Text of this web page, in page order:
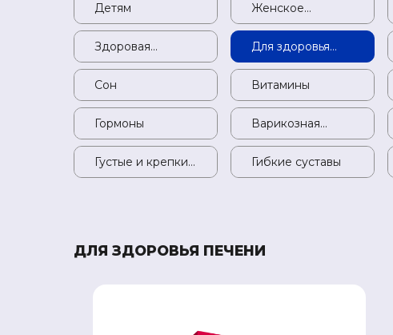
Детям Детям
Женское
здоровье
Здоровая
психика
Здоровая
психика
Для здоровья
печени
Сон СонВитамины
Гормоны
Гормоны
Варикозная
болезнь
Густые и крепкие
волосы
Густые и крепкие
волосы
Гибкие суставы
ДЛЯ ЗДОРОВЬЯ ПЕЧЕНИ